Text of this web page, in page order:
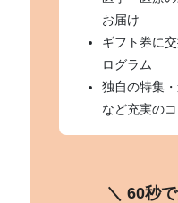
お届け
ギフト券に
ログラム
独自の特集
など充実の
＼ 60秒